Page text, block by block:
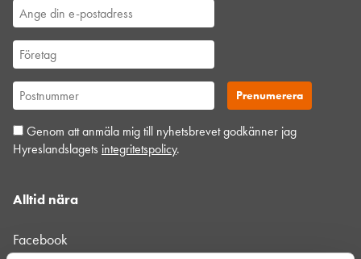
Genom att anmäla mig till nyhetsbrevet godkänner jag
Hyreslandslagets integritetspolicy.
Alltid nära
Facebook